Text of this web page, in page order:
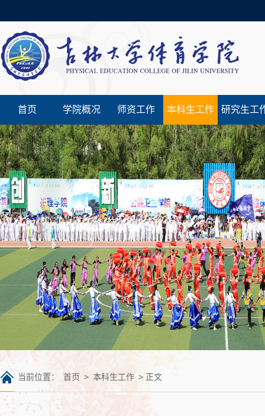
首页 学院概况 师资工作 本科生工作 研究生工
当前位置： 首页 > 本科生工作 > 正文